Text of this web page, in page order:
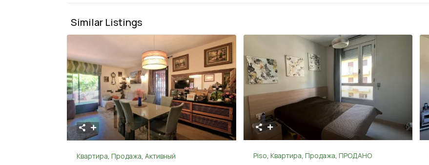
Similar Listings
Квартира Продажа Активный Piso, Квартира, Продажа, ПРОДАНО